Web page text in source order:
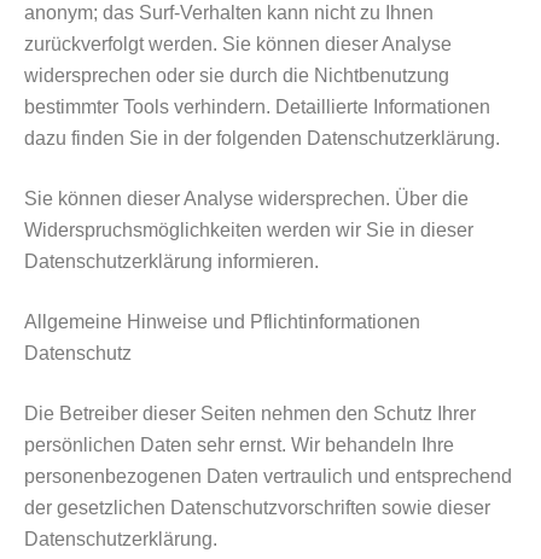
anonym; das Surf-Verhalten kann nicht zu Ihnen
zurückverfolgt werden. Sie können dieser Analyse
widersprechen oder sie durch die Nichtbenutzung
bestimmter Tools verhindern. Detaillierte Informationen
dazu finden Sie in der folgenden Datenschutzerklärung.
Sie können dieser Analyse widersprechen. Über die
Widerspruchsmöglichkeiten werden wir Sie in dieser
Datenschutzerklärung informieren.
Allgemeine Hinweise und Pflichtinformationen
Datenschutz
Die Betreiber dieser Seiten nehmen den Schutz Ihrer
persönlichen Daten sehr ernst. Wir behandeln Ihre
personenbezogenen Daten vertraulich und entsprechend
der gesetzlichen Datenschutzvorschriften sowie dieser
Datenschutzerklärung.